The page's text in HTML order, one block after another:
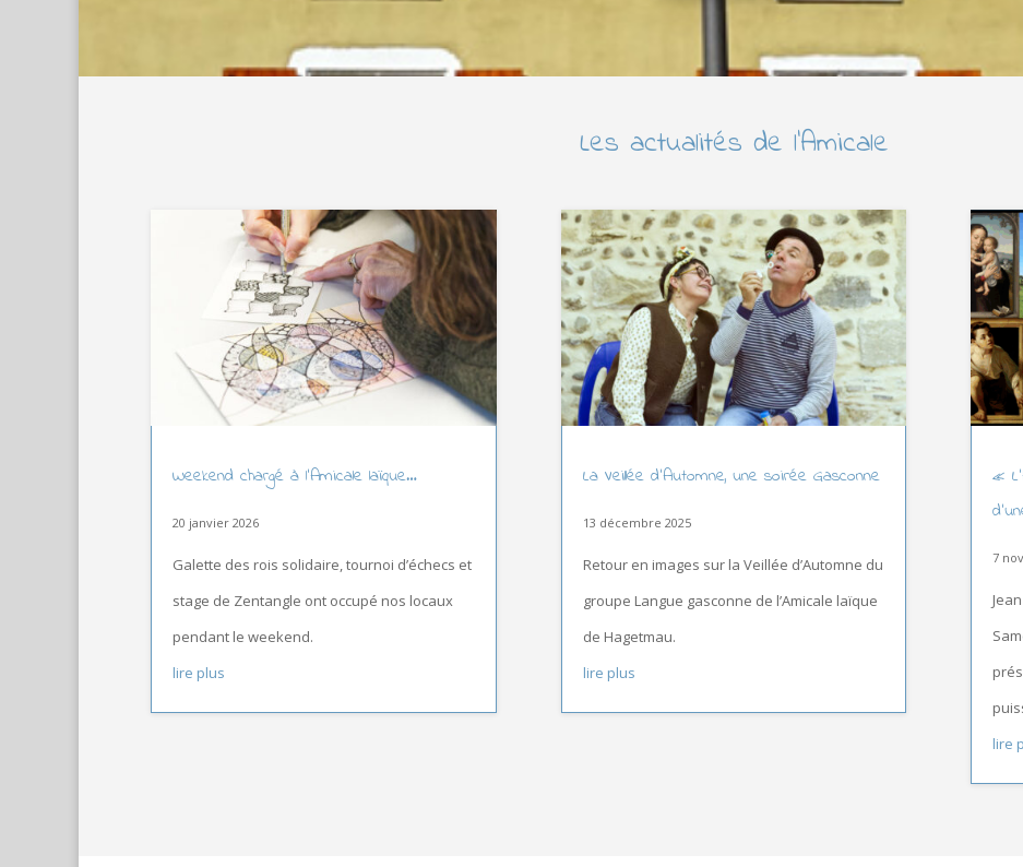
Les actualités de l’Amicale
Weekend chargé à l’Amicale laïque…
20 janvier 2026
Galette des rois solidaire, tournoi d’échecs et
stage de Zentangle ont occupé nos locaux
pendant le weekend.
lire plus
La Veillée d’Automne, une soirée Gasconne
13 décembre 2025
Retour en images sur la Veillée d’Automne du
groupe Langue gasconne de l’Amicale laïque
de Hagetmau.
lire plus
«
7
lire